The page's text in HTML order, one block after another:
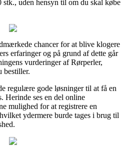
uden hensyn til om du skal købe
chancer for at blive klogere
erfaringer og på grund af dette går
vurderinger af Rørperler,
bestiller.
regulære gode løsninger til at få en
Herinde ses en del online
mulighed for at registrere en
ydermere burde tages i brug til